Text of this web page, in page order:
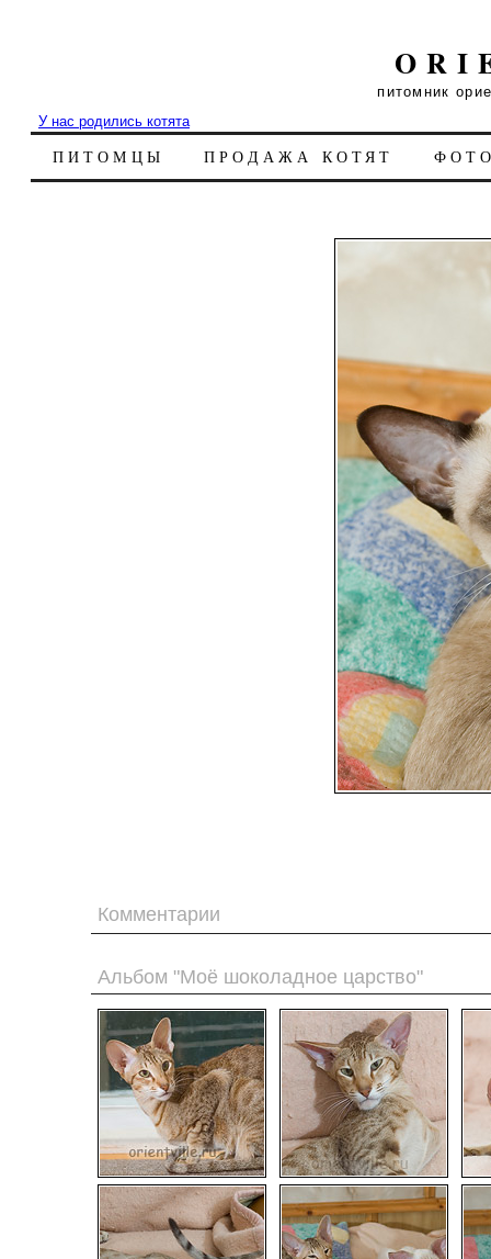
питомник
У нас родились котята
ПИТОМЦЫ ПРОДАЖА КОТЯТ
Комментарии
Альбом "Моё шоколадное царство"